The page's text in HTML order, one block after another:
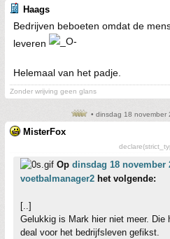
Haags
Bedrijven beboeten omdat de
leveren
Helemaal van het padje.
Zonder wrijving geen glans
• dinsdag 18 november
MisterFox
Op dinsdag 18 november
voetbalmanager2 het volgende:
[..]
Gelukkig is Mark hier niet meer. Die
deal voor het bedrijfsleven gefikst.